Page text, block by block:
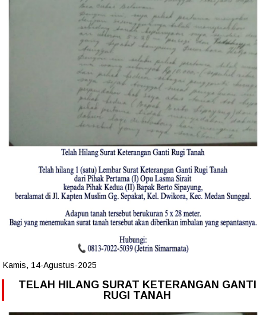
Kamis, 14-Agustus-2025
TELAH HILANG SURAT KETERANGAN GANTI
RUGI TANAH